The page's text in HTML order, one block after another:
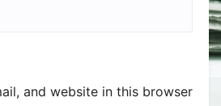
and website in this browser